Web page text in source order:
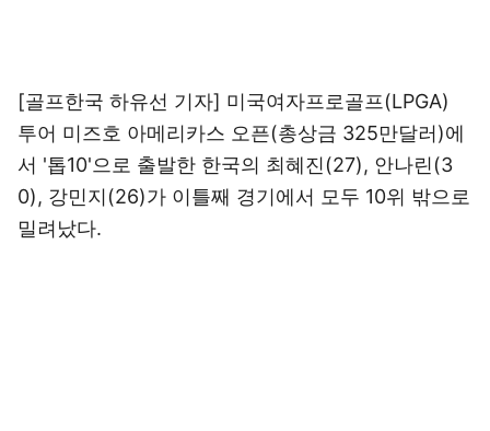
[골프한국 하유선 기자] 미국여자프로골프(LPGA)
투어 미즈호 아메리카스 오픈(총상금 325만달러)에
서 '톱10'으로 출발한 한국의 최혜진(27), 안나린(3
0), 강민지(26)가 이틀째 경기에서 모두 10위 밖으로
밀려났다.